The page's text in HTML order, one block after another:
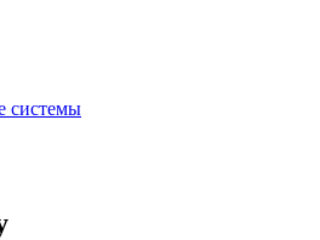
системы